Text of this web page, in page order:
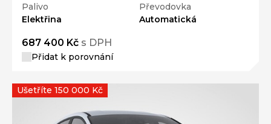
Palivo
Elektřina
Převodovka
Automatická
687 400 Kč s DPH
Přidat k porovnání
Ušetříte 150 000 Kč